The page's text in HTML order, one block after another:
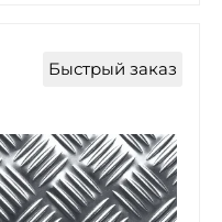
Быстрый заказ